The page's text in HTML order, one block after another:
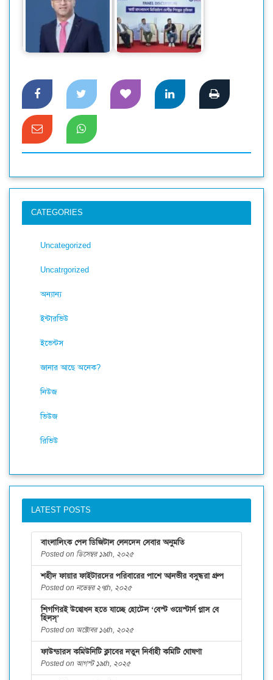
‘সিটি ব্যাংকের নিট
মুনাফা ১ হাজার ১৪
কোটি টাকা’
স্মার্ট বাংলাদেশ বিনির্মাণে
‘সেন্ট্রাল ফোরাম’ গঠনের
আহ্বান
CATEGORIES
Uncategorized
Uncatrgorized
অন্যান্য
ইন্টারভিউ
ইভেন্টস
জানার আছে অনেক?
নিউজ
ভিউজ
রিভিউ
LATEST POSTS
বাংলালিংক পেল ডিজিটাল লেনদেন সেবার অনুমতি
Posted on ডিসেম্বর ১৯th, ২০২৫
শহীদ ফায়ার ফাইটারদের পরিবারের পাশে আনভীর বসুন্ধরা গ্রুপ
Posted on নভেম্বর ২৭th, ২০২৫
শিগগিরই উদ্বোধন হতে যাচ্ছে হোটেল ‘বেস্ট ওয়েস্টার্ন প্লাস বে
হিলস্’
Posted on অক্টোবর ১৬th, ২০২৫
ফাউন্ডারস কমিউনিটি ক্লাবের নতুন নির্বাহী কমিটি ঘোষণা
Posted on আগস্ট ১৯th, ২০২৫